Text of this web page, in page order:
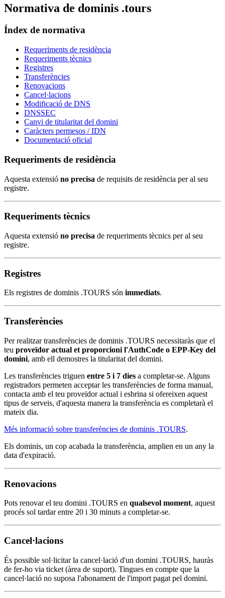
Normativa de dominis .tours
Índex de normativa
Requeriments de residència
Requeriments tècnics
Registres
Transferències
Renovacions
Cancel·lacions
Modificació de DNS
DNSSEC
Canvi de titularitat del domini
Caràcters permesos / IDN
Documentació oficial
Requeriments de residència
Aquesta extensió no precisa de requisits de residència per al seu
registre.
Requeriments tècnics
Aquesta extensió no precisa de requeriments tècnics per al seu
registre.
Registres
Els registres de dominis .TOURS són immediats.
Transferències
Per realitzar transferències de dominis .TOURS necessitaràs que el
teu proveïdor actual et proporcioni l'AuthCode o EPP-Key del
domini, amb ell demostres la titularitat del domini.
Les transferències triguen entre 5 i 7 dies a completar-se. Alguns
registradors permeten acceptar les transferències de forma manual,
contacta amb el teu proveïdor actual i esbrina si ofereixen aquest
tipus de serveis, d'aquesta manera la transferència es completarà el
mateix dia.
Més informació sobre transferències de dominis .TOURS.
Els dominis, un cop acabada la transferència, amplien en un any la
data d'expiració.
Renovacions
Pots renovar el teu domini .TOURS en qualsevol moment, aquest
procés sol tardar entre 20 i 30 minuts a completar-se.
Cancel·lacions
És possible sol·licitar la cancel·lació d'un domini .TOURS, hauràs
de fer-ho via ticket (àrea de suport). Tingues en compte que la
cancel·lació no suposa l'abonament de l'import pagat pel domini.